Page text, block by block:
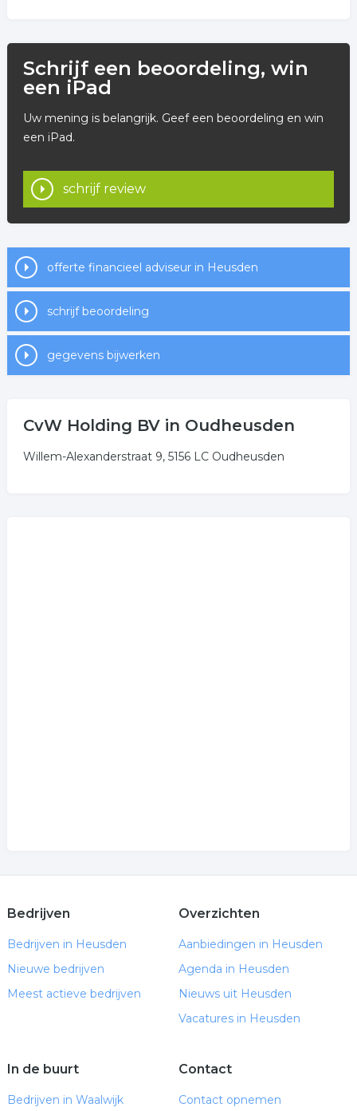
Schrijf een beoordeling, win
een iPad
Uw mening is belangrijk. Geef een beoordeling en win
een iPad.
schrijf review
offerte financieel adviseur in Heusden
schrijf beoordeling
gegevens bijwerken
CvW Holding BV in Oudheusden
Willem-Alexanderstraat 9, 5156 LC Oudheusden
Bedrijven
Bedrijven in Heusden
Nieuwe bedrijven
Meest actieve bedrijven
Overzichten
Aanbiedingen in Heusden
Agenda in Heusden
Nieuws uit Heusden
Vacatures in Heusden
In de buurt
Bedrijven in Waalwijk
Contact
Contact opnemen